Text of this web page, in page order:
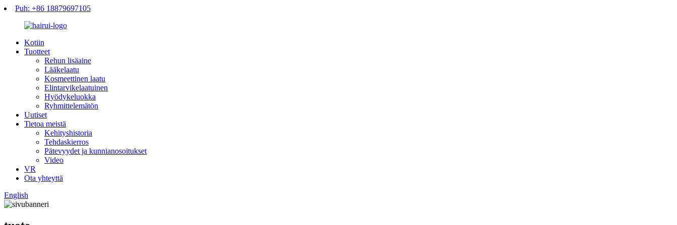
Puh: +86 18879697105
Kotiin
Tuotteet
Rehun lisäaine
Lääkelaatu
Kosmeettinen laatu
Elintarvikelaatuinen
Hyödykeluokka
Ryhmittelemätön
Uutiset
Tietoa meistä
Kehityshistoria
Tehdaskierros
Pätevyydet ja kunnianosoitukset
Video
VR
Ota yhteyttä
English